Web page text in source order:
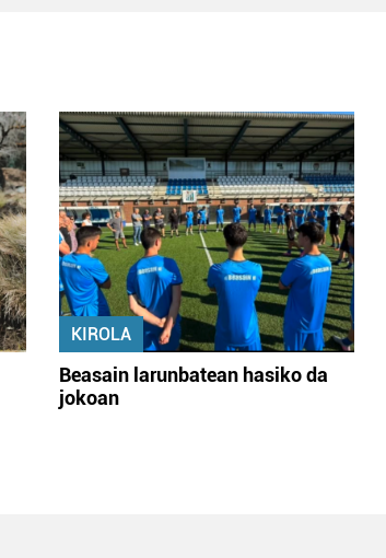
KIROLA
Beasain larunbatean hasiko da
jokoan